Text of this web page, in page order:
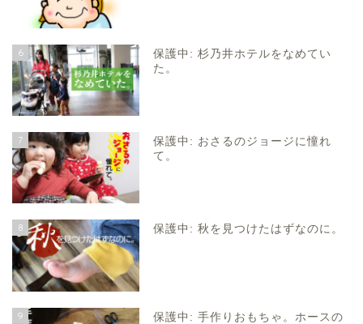
6
保護中: 杉乃井ホテルをなめてい
た。
7
保護中: おさるのジョージに憧れ
て。
8 保護中: 秋を見つけたはずなのに。
9
保護中: 手作りおもちゃ。ホースの